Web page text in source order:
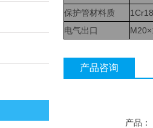
保护管材料质
电气出口
M20×
产品咨询
产品：